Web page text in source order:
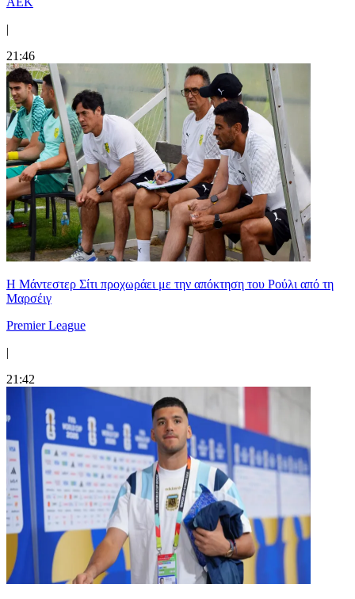
|
21:46
Η Μάντεστερ Σίτι προχωράει με την απόκτηση του Ρούλι από τη
Μαρσέιγ
Premier League
|
21:42